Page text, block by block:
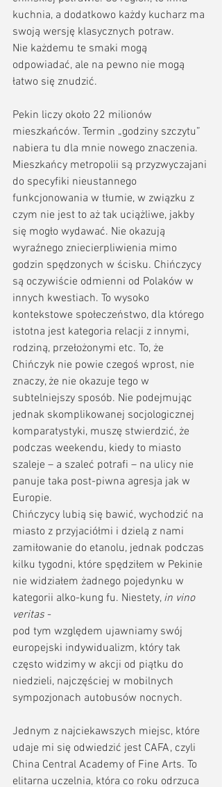
kuchnia, a dodatkowo każdy kucharz ma
swoją wersję klasycznych potraw.
Nie każdemu te smaki mogą
odpowiadać, ale na pewno nie mogą
łatwo się znudzić.
Pekin liczy około 22 milionów
mieszkańców. Termin „godziny szczytu”
nabiera tu dla mnie nowego znaczenia.
Mieszkańcy metropolii są przyzwyczajani
do specyfiki nieustannego
funkcjonowania w tłumie, w związku z
czym nie jest to aż tak uciążliwe, jakby
się mogło wydawać. Nie okazują
wyraźnego zniecierpliwienia mimo
godzin spędzonych w ścisku. Chińczycy
są oczywiście odmienni od Polaków w
innych kwestiach. To wysoko
kontekstowe społeczeństwo, dla którego
istotna jest kategoria relacji z innymi,
rodziną, przełożonymi etc. To, że
Chińczyk nie powie czegoś wprost, nie
znaczy, że nie okazuje tego w
subtelniejszy sposób. Nie podejmując
jednak skomplikowanej socjologicznej
komparatystyki, muszę stwierdzić, że
podczas weekendu, kiedy to miasto
szaleje – a szaleć potrafi – na ulicy nie
panuje taka post-piwna agresja jak w
Europie.
Chińczycy lubią się bawić, wychodzić na
miasto z przyjaciółmi i dzielą z nami
zamiłowanie do etanolu, jednak podczas
kilku tygodni, które spędziłem w Pekinie
nie widziałem żadnego pojedynku w
kategorii alko-kung fu. Niestety, in vino
veritas -
pod tym względem ujawniamy swój
europejski indywidualizm, który tak
często widzimy w akcji od piątku do
niedzieli, najczęściej w mobilnych
sympozjonach autobusów nocnych.
Jednym z najciekawszych miejsc, które
udaje mi się odwiedzić jest CAFA, czyli
China Central Academy of Fine Arts. To
elitarna uczelnia, która co roku odrzuca